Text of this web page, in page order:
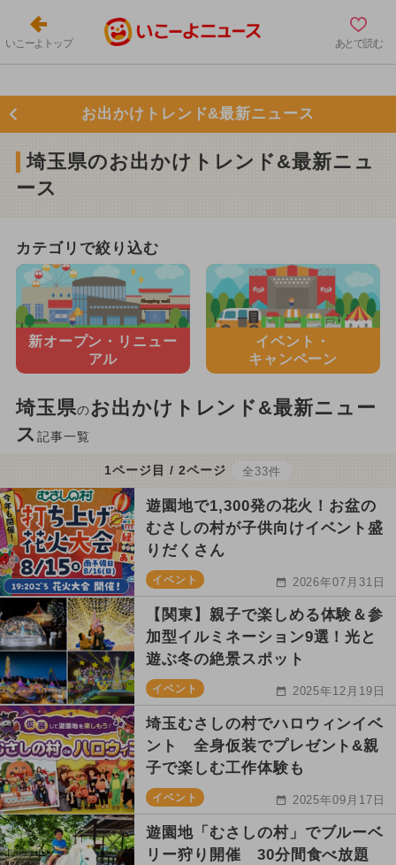
いこーよトップ あとで読む
お出かけトレンド&最新ニュース
埼玉県のお出かけトレンド&最新ニュ
ース
カテゴリで絞り込む
新オープン・ リニュー
アル
イベント・
キャンペーン
埼玉県のお出かけトレンド&最新ニュー
ス 記事一覧
1ページ目 / 2ページ 全33件
遊園地で1,300発の花火！お盆の
むさしの村が子供向けイベント盛
りだくさん
イベント 2026年07月31日
【関東】親子で楽しめる体験＆参
加型イルミネーション9選！光と
遊ぶ冬の絶景スポット
イベント 2025年12月19日
埼玉むさしの村でハロウィンイベ
ント 全身仮装でプレゼント&親
子で楽しむ工作体験も
イベント 2025年09月17日
遊園地「むさしの村」でブルーベ
リー狩り開催 30分間食べ放題